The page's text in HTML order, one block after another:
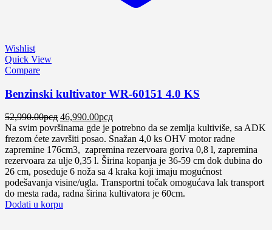
Wishlist
Quick View
Compare
Benzinski kultivator WR-60151 4.0 KS
52,990.00рсд Оригинална
цена
је
била:
52,990.00рсд.
46,990.00рсдТренутна
цена
је:
46,990.00рсд.
Na svim površinama gde je potrebno da se zemlja kultiviše, sa ADK
frezom ćete završiti posao. Snažan 4,0 ks OHV motor radne
zapremine 176cm3, zapremina rezervoara goriva 0,8 l, zapremina
rezervoara za ulje 0,35 l. Širina kopanja je 36-59 cm dok dubina do
26 cm, poseduje 6 noža sa 4 kraka koji imaju mogućnost
podešavanja visine/ugla. Transportni točak omogućava lak transport
do mesta rada, radna širina kultivatora je 60cm.
Dodati u korpu